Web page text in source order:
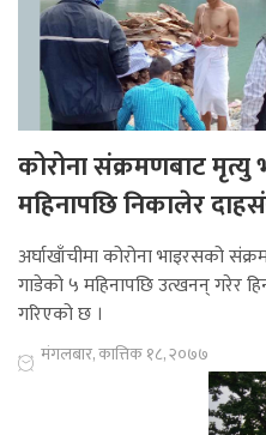
कोरोना संक्रमणबाट
महिनापछि निकालेर
अर्घाखाँचीमा कोरोना भाइरसको
गाडेको ५ महिनापछि उत्खनन् गरेर
गरिएको छ ।
मंगलबार, कात्तिक १८, २०७७